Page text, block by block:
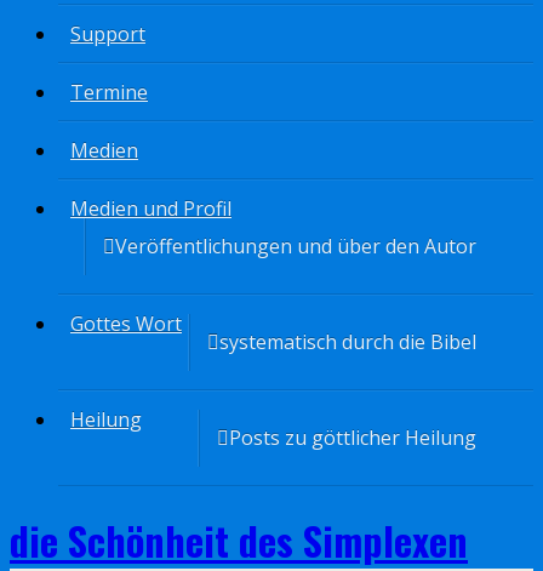
Support
Termine
Medien
Medien und Profil
Veröffentlichungen und über den Autor
Gottes Wort
systematisch durch die Bibel
Heilung
Posts zu göttlicher Heilung
die Schönheit des Simplexen